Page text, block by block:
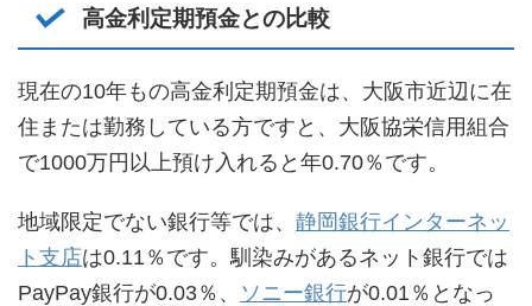
高金利定期預金との比較
現在の10年もの高金利定期預金は、大阪市近辺に在
住または勤務している方ですと、大阪協栄信用組合
で1000万円以上預け入れると年0.70％です。
地域限定でない銀行等では、 静岡銀行インターネッ
ト支店は0.11％です。馴染みがあるネット銀行では
PayPay銀行が0.03％、 ソニー銀行が0.01％となっ